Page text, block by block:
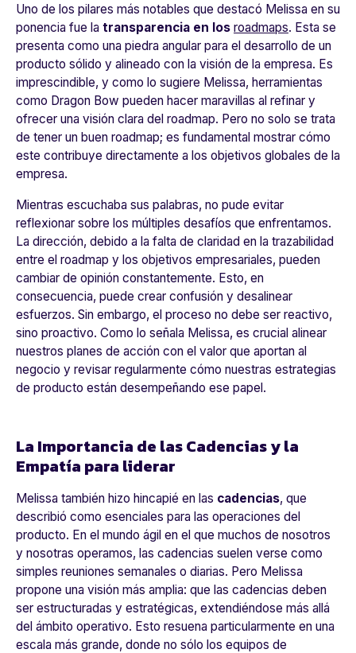
Uno de los pilares más notables que destacó Melissa en su
ponencia fue la transparencia en los roadmaps. Esta se
presenta como una piedra angular para el desarrollo de un
producto sólido y alineado con la visión de la empresa. Es
imprescindible, y como lo sugiere Melissa, herramientas
como Dragon Bow pueden hacer maravillas al refinar y
ofrecer una visión clara del roadmap. Pero no solo se trata
de tener un buen roadmap; es fundamental mostrar cómo
este contribuye directamente a los objetivos globales de la
empresa.
Mientras escuchaba sus palabras, no pude evitar
reflexionar sobre los múltiples desafíos que enfrentamos.
La dirección, debido a la falta de claridad en la trazabilidad
entre el roadmap y los objetivos empresariales, pueden
cambiar de opinión constantemente. Esto, en
consecuencia, puede crear confusión y desalinear
esfuerzos. Sin embargo, el proceso no debe ser reactivo,
sino proactivo. Como lo señala Melissa, es crucial alinear
nuestros planes de acción con el valor que aportan al
negocio y revisar regularmente cómo nuestras estrategias
de producto están desempeñando ese papel.
La Importancia de las Cadencias y la
Empatía para liderar
Melissa también hizo hincapié en las cadencias, que
describió como esenciales para las operaciones del
producto. En el mundo ágil en el que muchos de nosotros
y nosotras operamos, las cadencias suelen verse como
simples reuniones semanales o diarias. Pero Melissa
propone una visión más amplia: que las cadencias deben
ser estructuradas y estratégicas, extendiéndose más allá
del ámbito operativo. Esto resuena particularmente en una
escala más grande, donde no sólo los equipos de